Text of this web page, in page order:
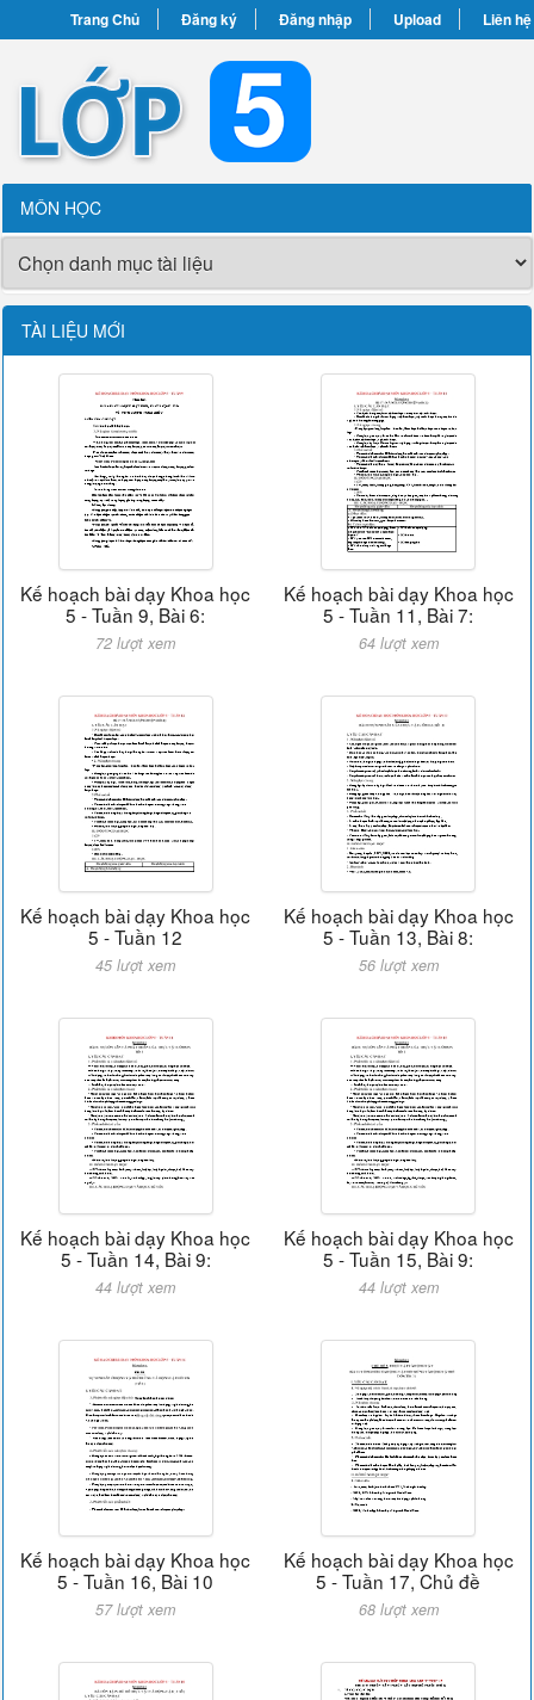
Trang Chủ Đăng ký Đăng nhập Upload Liên hệ
MÔN HỌC
TÀI LIỆU MỚI
Kế hoạch bài dạy Khoa học
5 - Tuần 9, Bài 6:
72 lượt xem
Kế hoạch bài dạy Khoa học
5 - Tuần 11, Bài 7:
64 lượt xem
Kế hoạch bài dạy Khoa học
5 - Tuần 12
45 lượt xem
Kế hoạch bài dạy Khoa học
5 - Tuần 13, Bài 8:
56 lượt xem
Kế hoạch bài dạy Khoa học
5 - Tuần 14, Bài 9:
44 lượt xem
Kế hoạch bài dạy Khoa học
5 - Tuần 15, Bài 9:
44 lượt xem
Kế hoạch bài dạy Khoa học
5 - Tuần 16, Bài 10
57 lượt xem
Kế hoạch bài dạy Khoa học
5 - Tuần 17, Chủ đề
68 lượt xem